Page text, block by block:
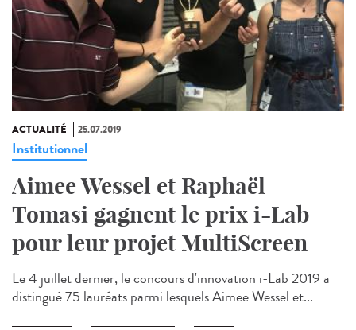
ACTUALITÉ 25.07.2019
Institutionnel
Aimee Wessel et Raphaël
Tomasi gagnent le prix i-Lab
pour leur projet MultiScreen
Le 4 juillet dernier, le concours d'innovation i-Lab 2019 a
distingué 75 lauréats parmi lesquels Aimee Wessel et...